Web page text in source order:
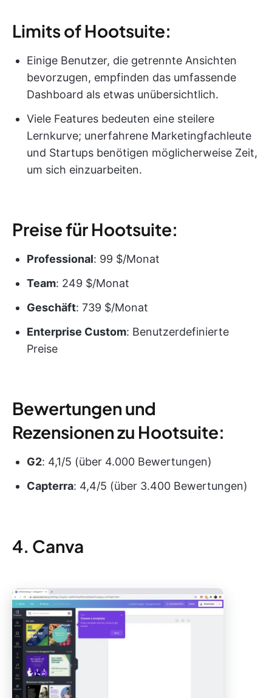
Limits of Hootsuite:
Einige Benutzer, die getrennte Ansichten
bevorzugen, empfinden das umfassende
Dashboard als etwas unübersichtlich.
Viele Features bedeuten eine steilere
Lernkurve; unerfahrene Marketingfachleute
und Startups benötigen möglicherweise Zeit,
um sich einzuarbeiten.
Preise für Hootsuite:
Professional: 99 $/Monat
Team: 249 $/Monat
Geschäft: 739 $/Monat
Enterprise Custom: Benutzerdefinierte
Preise
Bewertungen und
Rezensionen zu Hootsuite:
G2: 4,1/5 (über 4.000 Bewertungen)
Capterra: 4,4/5 (über 3.400 Bewertungen)
4. Canva